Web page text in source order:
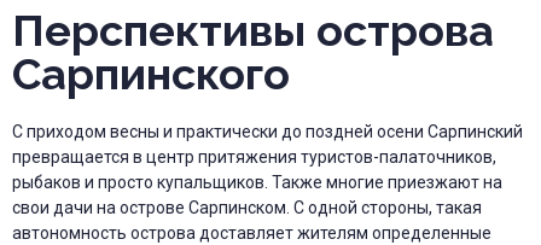
Перспективы острова
Сарпинского
С приходом весны и практически до поздней осени Сарпинский
превращается в центр притяжения туристов-палаточников,
рыбаков и просто купальщиков. Также многие приезжают на
свои дачи на острове Сарпинском. С одной стороны, такая
автономность острова доставляет жителям определенные